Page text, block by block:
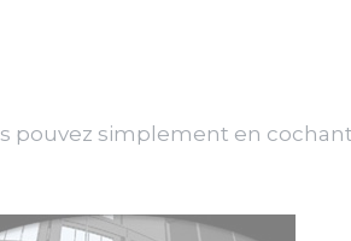
pouvez simplement en